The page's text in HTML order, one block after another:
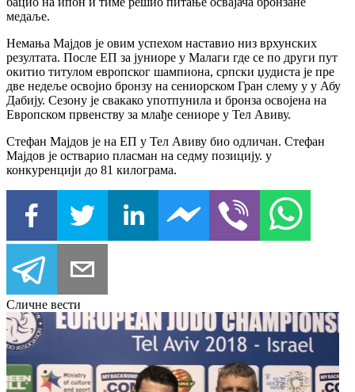
медаље.
Немања Мајдов је овим успехом наставио низ врхунских
резултата. После ЕП за јуниоре у Малаги где се по други пут
окитио титулом европског шампиона, српски џудиста је пре
две недеље освојио бронзу на сениорском Гран слему у у Абу
Дабију. Сезону је свакако употпунила и бронза освојена на
Европском првенству за млађе сениоре у Тел Авиву.
Стефан Мајдов је на ЕП у Тел Авиву био одличан. Стефан
Мајдов је остварио пласман на седму позицију. у
конкуренцији до 81 килограма.
Сличне вести